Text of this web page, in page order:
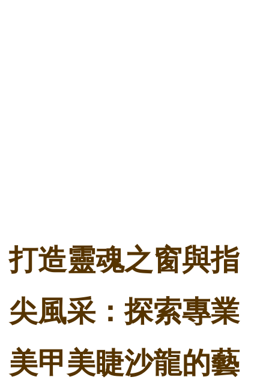
打造靈魂之窗與指
尖風采：探索專業
美甲美睫沙龍的藝